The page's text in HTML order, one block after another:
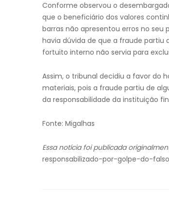
Conforme observou o
que o beneficiário dos valores
barras não apresentou erros no
havia dúvida de que a fraude partiu
fortuito interno não servia para
Assim, o tribunal decidiu a favor do
materiais, pois a fraude partiu de
da responsabilidade da instituição
Fonte: Migalhas
Essa notícia foi publicada
responsabilizado-por-golpe-do-